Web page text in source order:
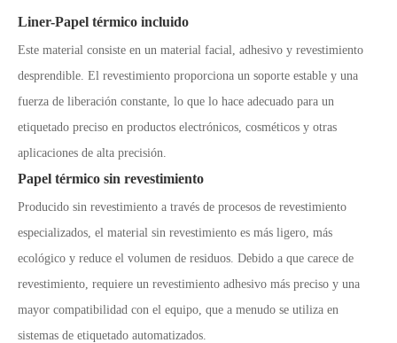
Liner-Papel térmico incluido
Este material consiste en un material facial, adhesivo y revestimiento
desprendible. El revestimiento proporciona un soporte estable y una
fuerza de liberación constante, lo que lo hace adecuado para un
etiquetado preciso en productos electrónicos, cosméticos y otras
aplicaciones de alta precisión.
Papel térmico sin revestimiento
Producido sin revestimiento a través de procesos de revestimiento
especializados, el material sin revestimiento es más ligero, más
ecológico y reduce el volumen de residuos. Debido a que carece de
revestimiento, requiere un revestimiento adhesivo más preciso y una
mayor compatibilidad con el equipo, que a menudo se utiliza en
sistemas de etiquetado automatizados.